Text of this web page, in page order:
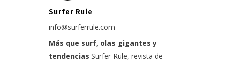
Surfer Rule
info@surferrule.com
Más que surf, olas gigantes y
tendencias Surfer Rule, revista de